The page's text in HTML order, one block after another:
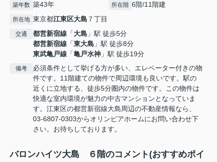
築年数 築43年 所在階 6階/11階建
所在地 東京都江東区大島 ７丁目
交通 都営新宿線 「大島 」駅 徒歩5分
都営新宿線 「東大島 」駅 徒歩8分
東武亀戸線 「亀戸水神 」駅 徒歩19分
備考
必須条件として挙げる方が多い、エレベーター付きの物
件です。11階建ての物件で周辺環境も良いです。駅の
近くに立地する、徒歩5分圏内の物件です。この物件は
快適な室内環境が魅力の中古マンションとなっていま
す。江東区の都営新宿線大島周辺の不動産情報なら、
03-6807-0303からオリンピアホームにお問い合わせ下
さい。お待ちしております。
バロンハイツ大島 ６階のコメント(おすすめポイ